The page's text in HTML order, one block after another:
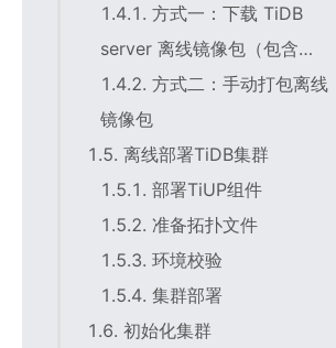
1.4.1. 方式一：下载 TiDB
server 离线镜像包（包含
TiUP 离线组件包）
1.4.2. 方式二：手动打包离线
镜像包
1.5. 离线部署TiDB集群
1.5.1. 部署TiUP组件
1.5.2. 准备拓扑文件
1.5.3. 环境校验
1.5.4. 集群部署
1.6. 初始化集群